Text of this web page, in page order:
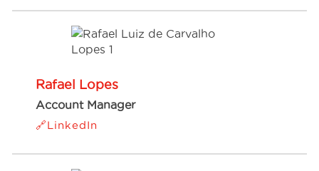
Rafael Lopes
Account Manager
🔗LinkedIn